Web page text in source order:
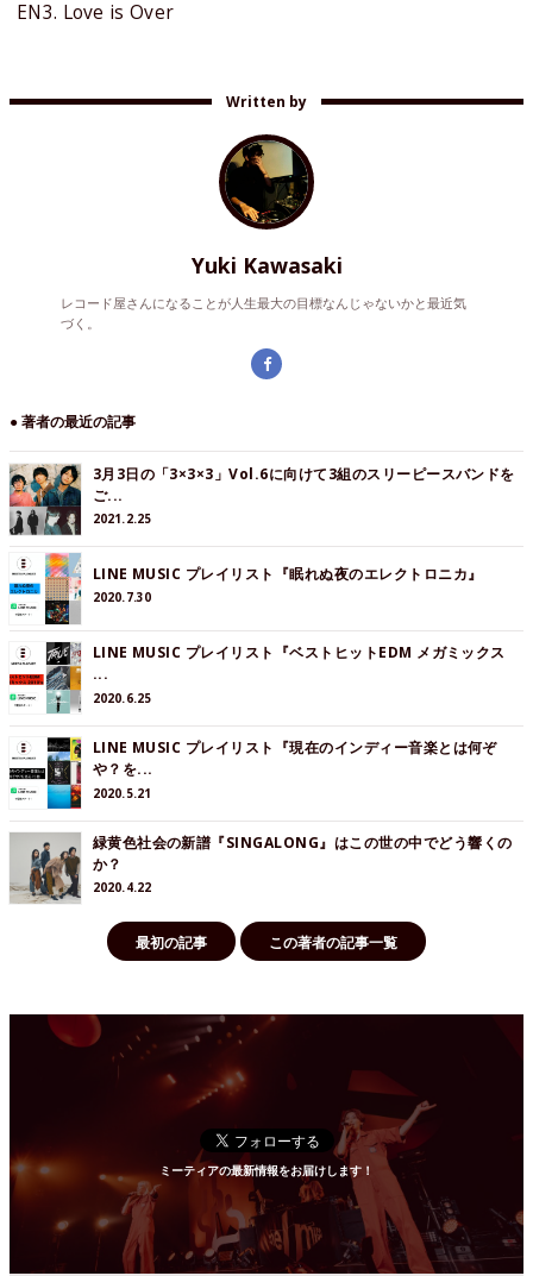
EN3. Love is Over
Written by
Yuki Kawasaki
レコード屋さんになることが人生最大の目標なんじゃないかと最近気
づく。
● 著者の最近の記事
3月3日の「3×3×3」Vol.6に向けて3組のスリーピースバンドを
ご...
2021.2.25
LINE MUSIC プレイリスト『眠れぬ夜のエレクトロニカ』
2020.7.30
LINE MUSIC プレイリスト『ベストヒットEDM メガミックス
...
2020.6.25
LINE MUSIC プレイリスト『現在のインディー音楽とは何ぞ
や？を...
2020.5.21
緑黄色社会の新譜『SINGALONG』はこの世の中でどう響くの
か？
2020.4.22
最初の記事 この著者の記事一覧
ミーティアの最新情報をお届けします！